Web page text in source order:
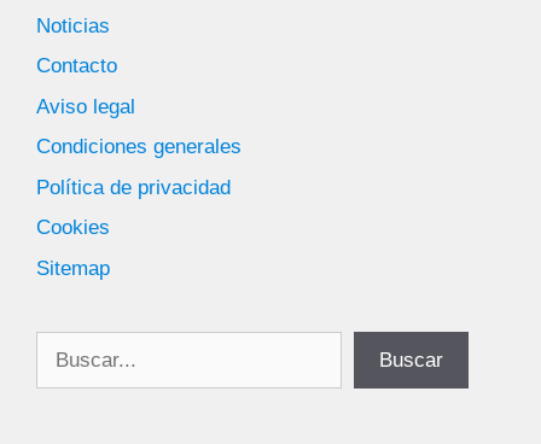
Noticias
Contacto
Aviso legal
Condiciones generales
Política de privacidad
Cookies
Sitemap
Buscar